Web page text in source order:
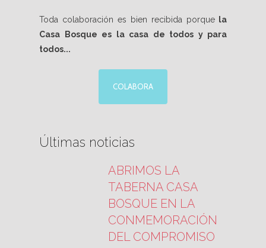
Toda colaboración es bien recibida porque la
Casa Bosque es la casa de todos y para
todos...
COLABORA
Últimas noticias
ABRIMOS LA
TABERNA CASA
BOSQUE EN LA
CONMEMORACIÓN
DEL COMPROMISO